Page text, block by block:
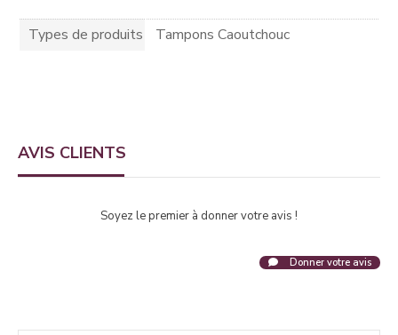
Types de produits Tampons Caoutchouc
AVIS CLIENTS
Soyez le premier à donner votre avis !
Donner votre avis